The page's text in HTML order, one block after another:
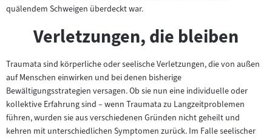
quälendem Schweigen überdeckt war.
Verletzungen, die bleiben
Traumata sind körperliche oder seelische Verletzungen, die von außen
auf Menschen einwirken und bei denen bisherige
Bewältigungsstrategien versagen. Ob sie nun eine individuelle oder
kollektive Erfahrung sind – wenn Traumata zu Langzeitproblemen
führen, wurden sie aus verschiedenen Gründen nicht geheilt und
kehren mit unterschiedlichen Symptomen zurück. Im Falle seelischer